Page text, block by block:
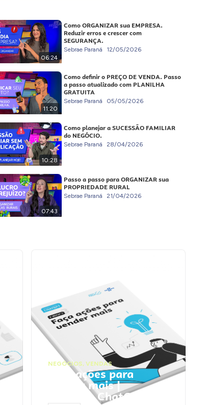
06:24
Como ORGANIZAR sua EMPRESA.
Reduzir erros e crescer com
SEGURANÇA.
Sebrae Paraná 12/05/2026
11:20
Como definir o PREÇO DE VENDA. Passo
a passo atualizado com PLANILHA
GRATUITA
Sebrae Paraná 05/05/2026
10:28
Como planejar a SUCESSÃO FAMILIAR
do NEGÓCIO.
Sebrae Paraná 28/04/2026
07:43
Passo a passo para ORGANIZAR sua
PROPRIEDADE RURAL
Sebrae Paraná 21/04/2026
NEGÓCIOS, VENDAS
Faça ações para
vender mais |
Prompts ChatGPT